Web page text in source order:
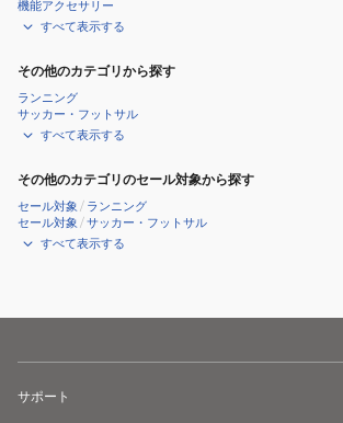
機能アクセサリー
すべて表示する
その他のカテゴリから探す
ランニング
サッカー・フットサル
すべて表示する
その他のカテゴリのセール対象から探す
セール対象 / ランニング
セール対象 /サッカー・フットサル
すべて表示する
サポート